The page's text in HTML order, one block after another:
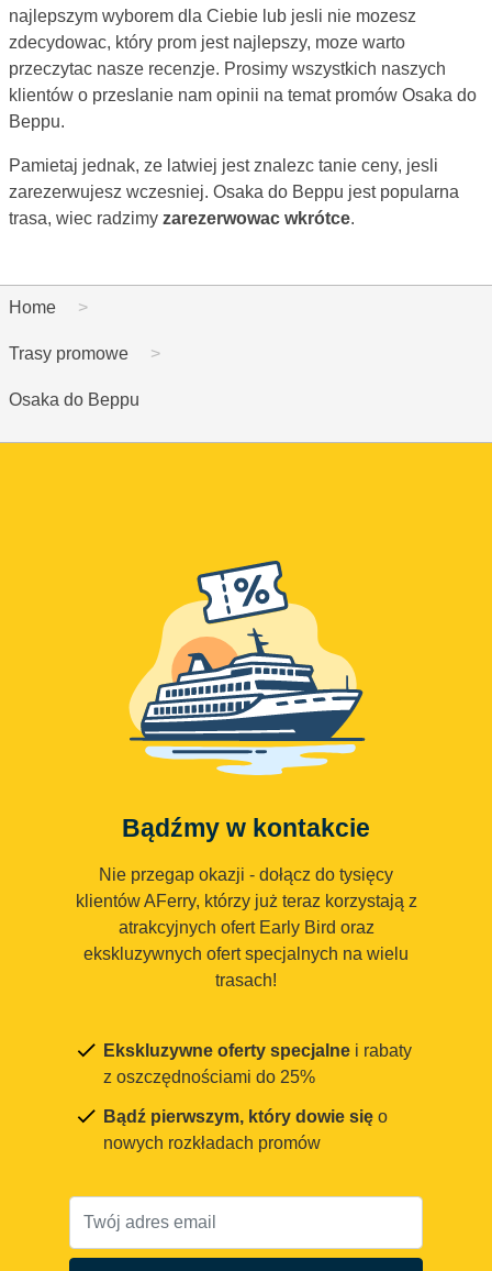
najlepszym wyborem dla Ciebie lub jesli nie mozesz
zdecydowac, który prom jest najlepszy, moze warto
przeczytac nasze recenzje. Prosimy wszystkich naszych
klientów o przeslanie nam opinii na temat promów Osaka do
Beppu.
Pamietaj jednak, ze latwiej jest znalezc tanie ceny, jesli
zarezerwujesz wczesniej. Osaka do Beppu jest popularna
trasa, wiec radzimy zarezerwowac wkrótce.
Home
Trasy promowe
Osaka do Beppu
Bądźmy w kontakcie
Nie przegap okazji - dołącz do tysięcy
klientów AFerry, którzy już teraz korzystają z
atrakcyjnych ofert Early Bird oraz
ekskluzywnych ofert specjalnych na wielu
trasach!
Ekskluzywne oferty specjalne i rabaty
z oszczędnościami do 25%
Bądź pierwszym, który dowie się o
nowych rozkładach promów